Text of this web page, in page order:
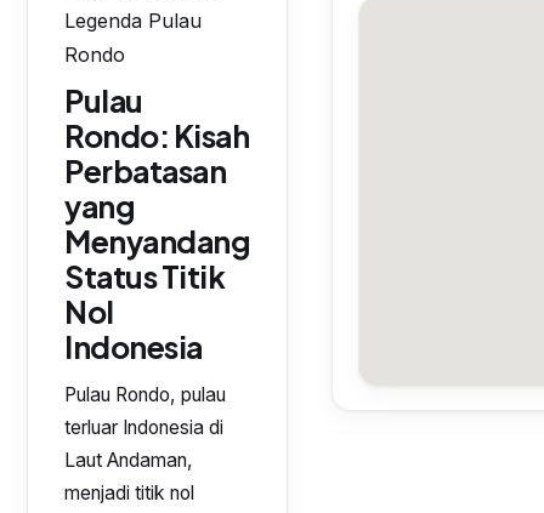
Legenda Pulau
Rondo
Pulau
Rondo: Kisah
Perbatasan
yang
Menyandang
Status Titik
Nol
Indonesia
Pulau Rondo, pulau
terluar Indonesia di
Laut Andaman,
menjadi titik nol